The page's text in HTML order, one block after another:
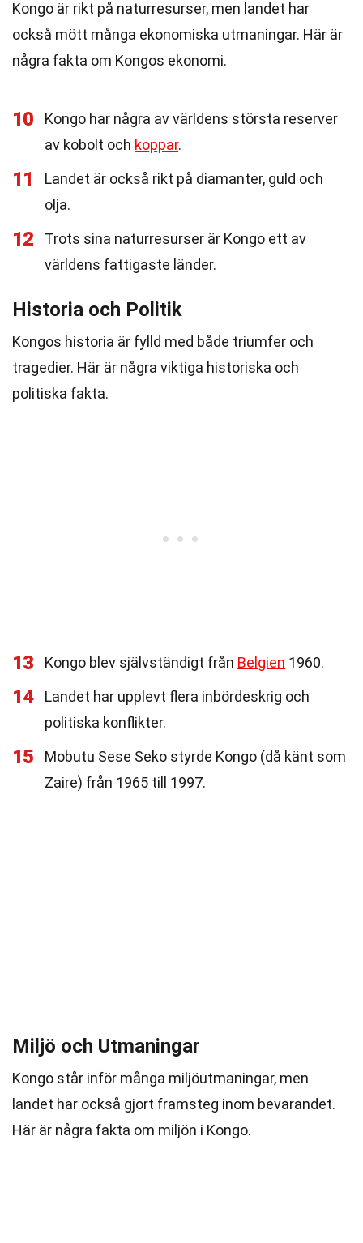
Kongo är rikt på naturresurser, men landet har
också mött många ekonomiska utmaningar. Här är
några fakta om Kongos ekonomi.
10
Kongo har några av världens största reserver
av kobolt och koppar.
11
Landet är också rikt på diamanter, guld och
olja.
12
Trots sina naturresurser är Kongo ett av
världens fattigaste länder.
Historia och Politik
Kongos historia är fylld med både triumfer och
tragedier. Här är några viktiga historiska och
politiska fakta.
13 Kongo blev självständigt från Belgien 1960.
14
Landet har upplevt flera inbördeskrig och
politiska konflikter.
15
Mobutu Sese Seko styrde Kongo (då känt som
Zaire) från 1965 till 1997.
Miljö och Utmaningar
Kongo står inför många miljöutmaningar, men
landet har också gjort framsteg inom bevarandet.
Här är några fakta om miljön i Kongo.